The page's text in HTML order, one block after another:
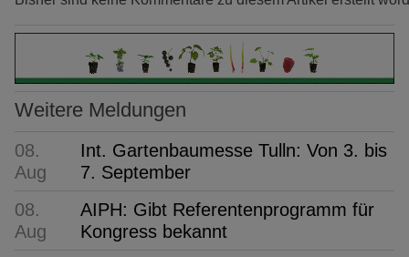
Weitere Meldungen
08.
Aug
Int. Gartenbaumesse Tulln: Von 3. bis
7. September
08.
Aug
AIPH: Gibt Referentenprogramm für
Kongress bekannt